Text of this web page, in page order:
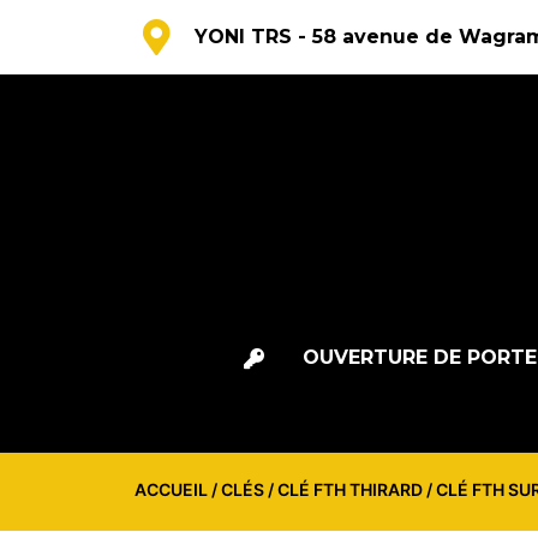
YONI TRS - 58 avenue de
OUVERTURE DE PORTE
ACCUEIL /CLÉS /CLÉ FTH THIRARD / CLÉ FTH